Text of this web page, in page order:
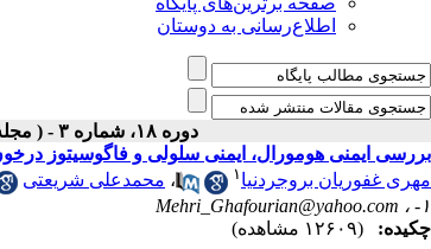
اطلاع‌رسانی به دوستان
دوره ۱۸، شماره ۳ - ( مجلۀ علمی دانشگاه علوم پزشکی همدان-پائيز ۱۳۹۰ )
بررسی ایمنی هومورال، ایمنی سلولی و فاگوسیتوز
مهری غفوریان بروجردنیا ۱ ، محمدعلی شریعتی
۱- ،
Mehri_Ghafourian@yahoo.com
چکیده:
(۱۲۶۰۹ مشاهده)